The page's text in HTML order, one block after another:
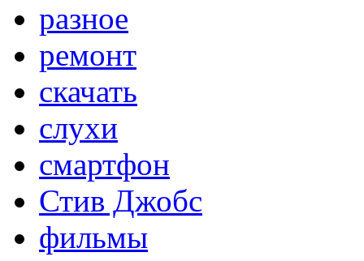
разное
ремонт
скачать
слухи
смартфон
Стив Джобс
фильмы